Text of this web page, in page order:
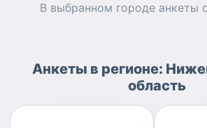
В выбранном городе анкеты
Анкеты в регионе:
область